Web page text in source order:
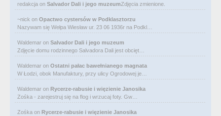
redakcja on Salvador Dali i jego muzeumZdjęcia zmienione.
~nick on Opactwo cystersów w Podklasztorzu
Nazywam się Wełpa Wiesław ur. 23 06 1936r na Podkl…
Waldemar on Salvador Dali i jego muzeum
Zdjęcie domu rodzinnego Salvadora Dali jest obcięt…
Waldemar on Ostatni pałac bawełnianego magnata
W Łodzi, obok Manufaktury, przy ulicy Ogrodowej je…
Waldemar on Rycerze-rabusie i więzienie Janosika
Zośka - zarejestruj się na flog i wrzucaj foty. Gw…
Zośka on Rycerze-rabusie i więzienie Janosika